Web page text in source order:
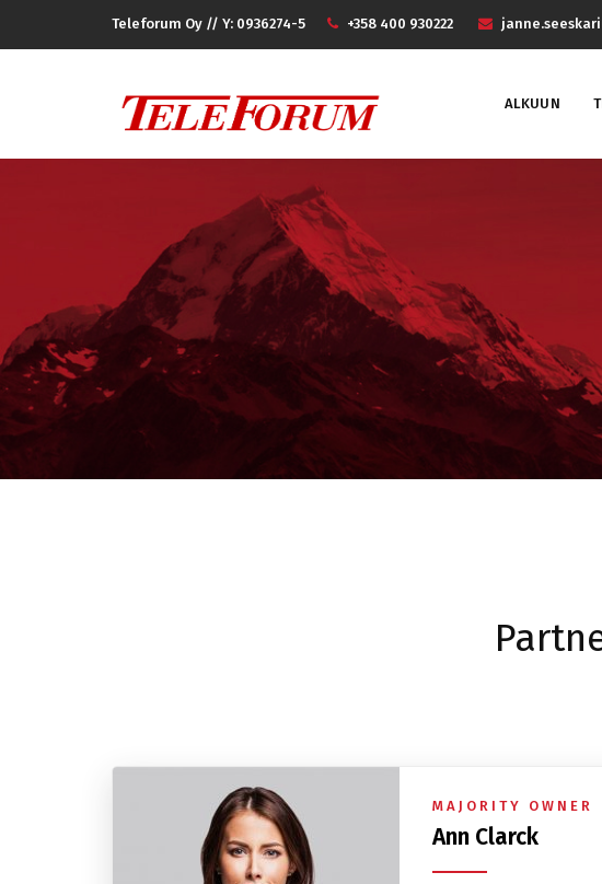
Teleforum Oy // Y: 0936274-5 +358 400 930222
ALKUUN
MAJORITY OWNER
Ann Clarck